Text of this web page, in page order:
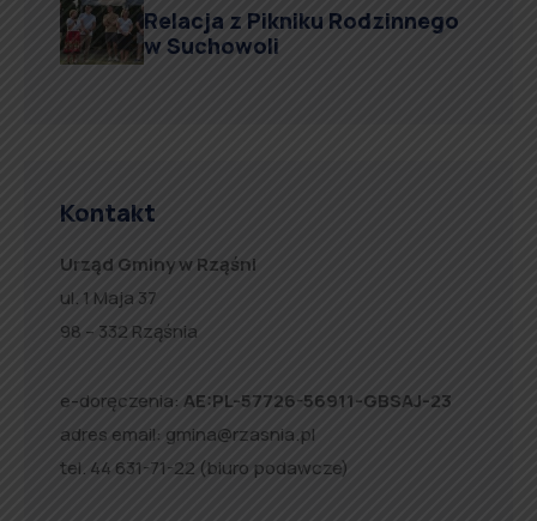
Relacja z Pikniku Rodzinnego
w Suchowoli
Kontakt
Urząd Gminy w Rząśni
ul. 1 Maja 37
98 – 332 Rząśnia
e-doręczenia: AE:PL-57726-56911-GBSAJ-23
adres email: gmina@rzasnia.pl
tel. 44 631-71-22 (biuro podawcze)